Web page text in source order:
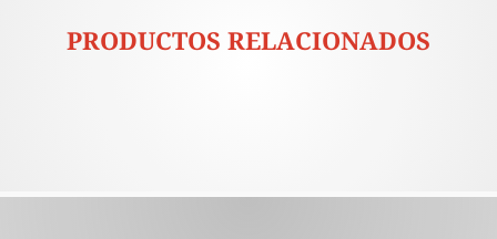
PRODUCTOS RELACIONADOS